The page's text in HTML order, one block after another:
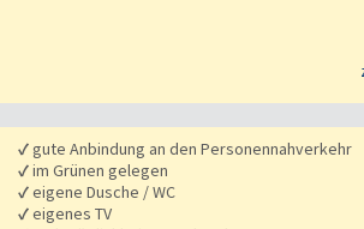
✓gute Anbindung an den Personennahverkehr
✓im Grünen gelegen
✓eigene Dusche / WC
✓eigenes TV